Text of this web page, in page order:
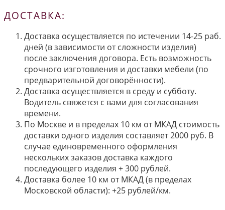
ДОСТАВКА:
Доставка осуществляется по истечении 14-25 раб.
дней (в зависимости от сложности изделия)
после заключения договора. Есть возможность
срочного изготовления и доставки мебели (по
предварительной договорённости).
Доставка осуществляется в среду и субботу.
Водитель свяжется с вами для согласования
времени.
По Москве и в пределах 10 км от МКАД стоимость
доставки одного изделия составляет 2000 руб. В
случае единовременного оформления
нескольких заказов доставка каждого
последующего изделия + 300 рублей.
Доставка более 10 км от МКАД (в пределах
Московской области): +25 рублей/км.